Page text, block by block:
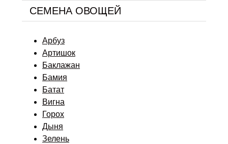
СЕМЕНА ОВОЩЕЙ
Арбуз
Артишок
Баклажан
Бамия
Батат
Вигна
Горох
Дыня
Зелень